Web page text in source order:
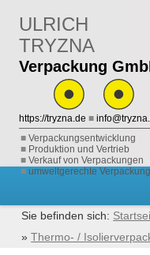
ULRICH
TRYZNA
Verpackung
https://tryzna.de ■
Verpackungsentwicklung
Produktion und Vertrieb
Verkauf von Verpackungen
umweltgerechte
Thermo- /